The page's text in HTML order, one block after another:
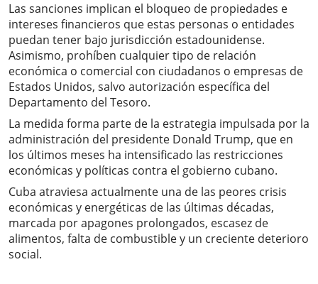
Las sanciones implican el bloqueo de propiedades e
intereses financieros que estas personas o entidades
puedan tener bajo jurisdicción estadounidense.
Asimismo, prohíben cualquier tipo de relación
económica o comercial con ciudadanos o empresas de
Estados Unidos, salvo autorización específica del
Departamento del Tesoro.
La medida forma parte de la estrategia impulsada por la
administración del presidente Donald Trump, que en
los últimos meses ha intensificado las restricciones
económicas y políticas contra el gobierno cubano.
Cuba atraviesa actualmente una de las peores crisis
económicas y energéticas de las últimas décadas,
marcada por apagones prolongados, escasez de
alimentos, falta de combustible y un creciente deterioro
social.